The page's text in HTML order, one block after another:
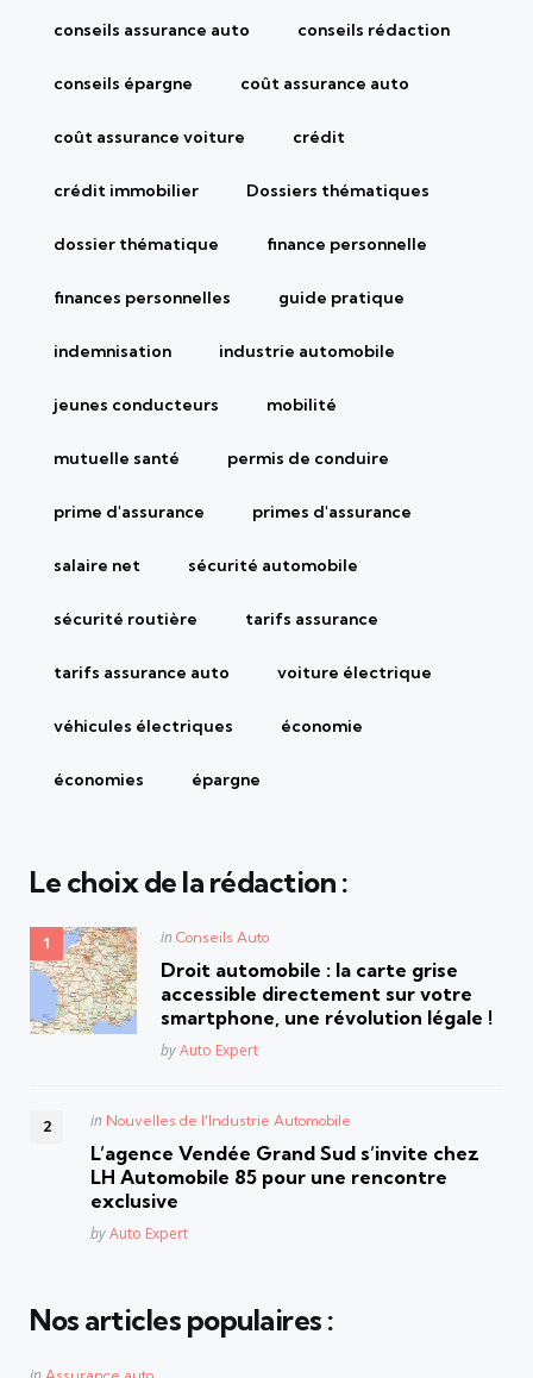
conseils assurance auto conseils rédaction
conseils épargne coût assurance auto
coût assurance voiture crédit
crédit immobilier Dossiers thématiques
dossier thématique finance personnelle
finances personnelles guide pratique
indemnisation industrie automobile
jeunes conducteurs mobilité
mutuelle santé permis de conduire
prime d'assurance primes d'assurance
salaire net sécurité automobile
sécurité routière tarifs assurance
tarifs assurance auto voiture électrique
véhicules électriques économie
économies épargne
Le choix de la rédaction :
Posted
in Conseils Auto
Droit automobile : la carte grise
accessible directement sur votre
smartphone, une révolution légale !
Posted
byAuto Expert
Posted
in Nouvelles de l'Industrie Automobile
L’agence Vendée Grand Sud s’invite chez
LH Automobile 85 pour une rencontre
exclusive
Posted
byAuto Expert
Nos articles populaires :
Posted